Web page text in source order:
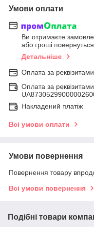
Умови оплати
Ви отримаєте
або гроші
Детальніше
Оплата за реквізитами
Оплата за
Накладений платіж
Всі умови оплати
Умови повернення
Повернення товару
Всі умови повернення
Подібні товари